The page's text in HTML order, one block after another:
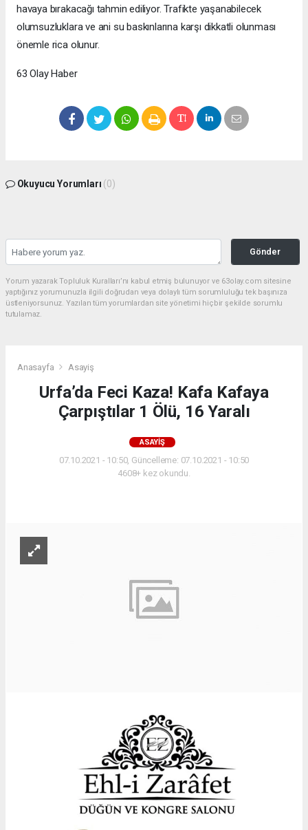
havaya bırakacağı tahmin ediliyor. Trafikte yaşanabilecek
olumsuzluklara ve ani su baskınlarına karşı dikkatli olunması
önemle rica olunur.
63 Olay Haber
Okuyucu Yorumları (0)
Gönder
Yorum yazarak Topluluk Kuralları’nı kabul etmiş bulunuyor ve 63olay.com sitesine
yaptığınız yorumunuzla ilgili doğrudan veya dolaylı tüm sorumluluğu tek başınıza
üstleniyorsunuz. Yazılan tüm yorumlardan site yönetimi hiçbir şekilde sorumlu
tutulamaz.
Anasayfa Asayiş
Urfa’da Feci Kaza! Kafa Kafaya
Çarpıştılar 1 Ölü, 16 Yaralı
ASAYIŞ
07.10.2021 - 10:50, Güncelleme: 07.10.2021 - 10:50
4608+ kez okundu.